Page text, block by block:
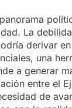
La
derivar
una
a generar
entre el
de